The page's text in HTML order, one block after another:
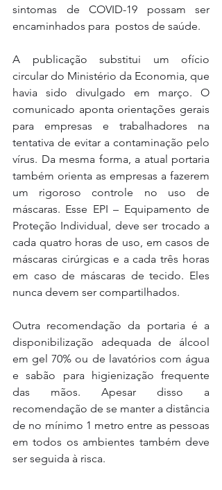
sintomas de COVID-19 possam ser
encaminhados para  postos de saúde.
A publicação substitui um ofício
circular do Ministério da Economia, que
havia sido divulgado em março. O
comunicado aponta orientações gerais
para empresas e trabalhadores na
tentativa de evitar a contaminação pelo
vírus. Da mesma forma, a atual portaria
também orienta as empresas a fazerem
um rigoroso controle no uso de
máscaras. Esse EPI – Equipamento de
Proteção Individual, deve ser trocado a
cada quatro horas de uso, em casos de
máscaras cirúrgicas e a cada três horas
em caso de máscaras de tecido. Eles
nunca devem ser compartilhados.
Outra recomendação da portaria é a
disponibilização adequada de álcool
em gel 70% ou de lavatórios com água
e sabão para higienização frequente
das mãos. Apesar disso a
recomendação de se manter a distância
de no mínimo 1 metro entre as pessoas
em todos os ambientes também deve
ser seguida à risca.